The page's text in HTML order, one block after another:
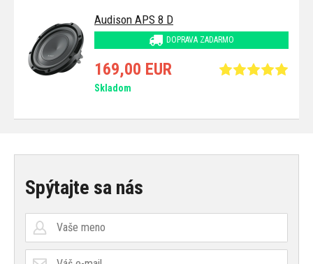
Audison APS 8 D
DOPRAVA ZADARMO
169,00 EUR
Skladom
Spýtajte sa nás